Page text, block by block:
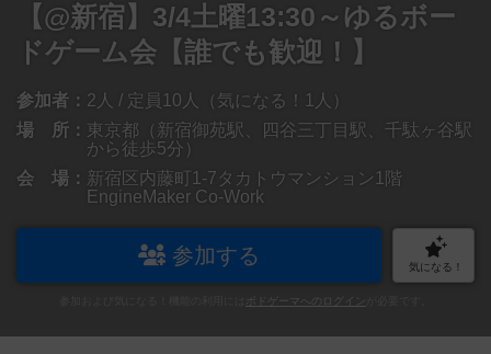
【@新宿】3/4土曜13:30～ゆるボー
ドゲーム会【誰でも歓迎！】
参加者： 2人 / 定員10人（気になる！1人）
場 所： 東京都（新宿御苑駅、四谷三丁目駅、千駄ヶ谷駅
から徒歩5分）
会 場： 新宿区内藤町1-7タカトウマンション1階
EngineMaker Co-Work
参加する 気になる！
ボドゲーマへのログイン